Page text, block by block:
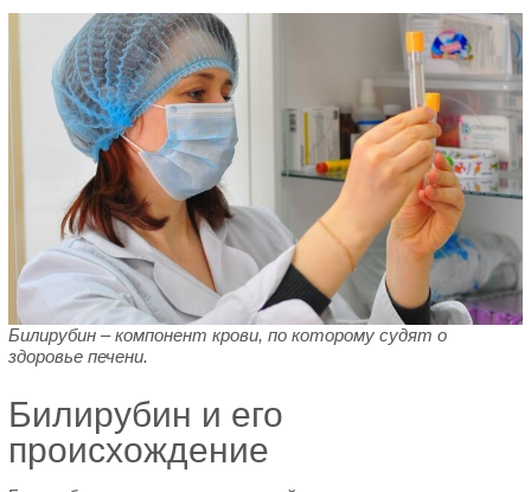
Билирубин – компонент крови, по которому судят о
здоровье печени.
Билирубин и его
происхождение